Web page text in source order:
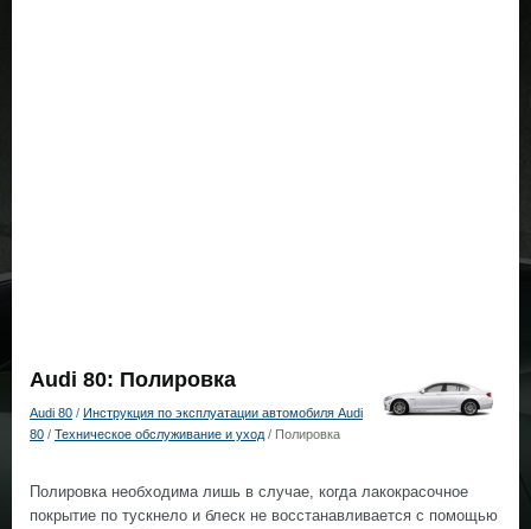
Audi 80: Полировка
Audi 80 / Инструкция по эксплуатации автомобиля Audi
80 / Техническое обслуживание и уход / Полировка
Полировка необходима лишь в случае, когда лакокрасочное
покрытие по тускнело и блеск не восстанавливается с помощью